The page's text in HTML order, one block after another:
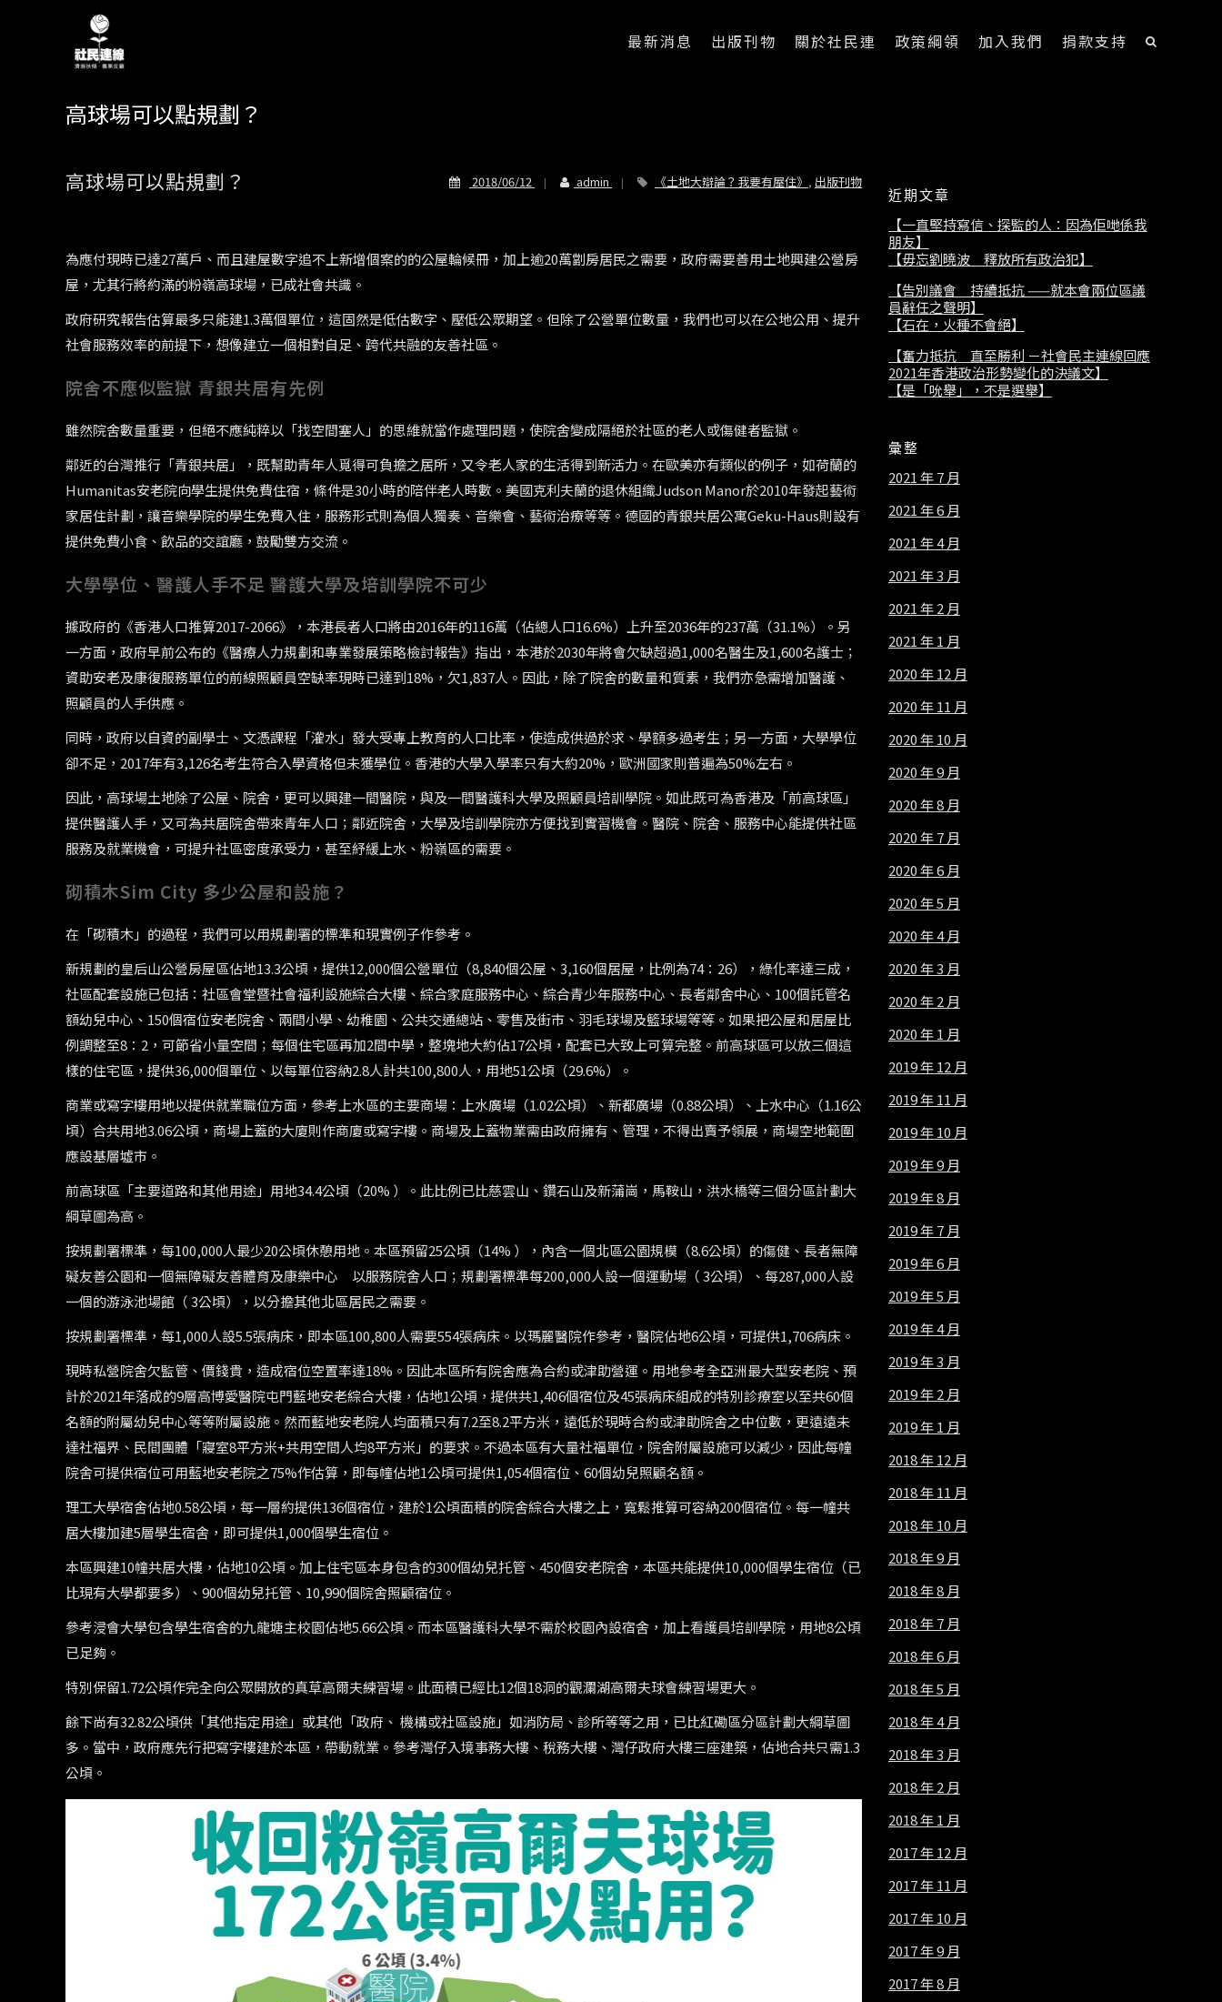
最新消息 出版刊物 關於社民連 政策綱領 加入我們 捐款支持
高球場可以點規劃？
高球場可以點規劃？ 2018/06/12 admin 《土地大辯論？我要有屋住》 , 出版刊物
為應付現時已達27萬戶、而且建屋數字追不上新增個案的的公屋輪候冊，加上逾20萬劏房居民之需要，政府需要善用土地興建公營房
屋，尤其行將約滿的粉嶺高球場，已成社會共識。
政府研究報告估算最多只能建1.3萬個單位，這固然是低估數字、壓低公眾期望。但除了公營單位數量，我們也可以在公地公用、提升
社會服務效率的前提下，想像建立一個相對自足、跨代共融的友善社區。
院舍不應似監獄 青銀共居有先例
雖然院舍數量重要，但絕不應純粹以「找空間塞人」的思維就當作處理問題，使院舍變成隔絕於社區的老人或傷健者監獄。
鄰近的台灣推行「青銀共居」，既幫助青年人覓得可負擔之居所，又令老人家的生活得到新活力。在歐美亦有類似的例子，如荷蘭的
Humanitas安老院向學生提供免費住宿，條件是30小時的陪伴老人時數。美國克利夫蘭的退休組織Judson Manor於2010年發起藝術
家居住計劃，讓音樂學院的學生免費入住，服務形式則為個人獨奏、音樂會、藝術治療等等。德國的青銀共居公寓Geku-Haus則設有
提供免費小食、飲品的交誼廳，鼓勵雙方交流。
大學學位、醫護人手不足 醫護大學及培訓學院不可少
據政府的《香港人口推算2017-2066》，本港長者人口將由2016年的116萬（佔總人口16.6%）上升至2036年的237萬（31.1%）。另
一方面，政府早前公布的《醫療人力規劃和專業發展策略檢討報告》指出，本港於2030年將會欠缺超過1,000名醫生及1,600名護士；
資助安老及康復服務單位的前線照顧員空缺率現時已達到18%，欠1,837人。因此，除了院舍的數量和質素，我們亦急需增加醫護、
照顧員的人手供應。
同時，政府以自資的副學士、文憑課程「灌水」發大受專上教育的人口比率，使造成供過於求、學額多過考生；另一方面，大學學位
卻不足，2017年有3,126名考生符合入學資格但未獲學位。香港的大學入學率只有大約20%，歐洲國家則普遍為50%左右。
因此，高球場土地除了公屋、院舍，更可以興建一間醫院，與及一間醫護科大學及照顧員培訓學院。如此既可為香港及「前高球區」
提供醫護人手，又可為共居院舍帶來青年人口；鄰近院舍，大學及培訓學院亦方便找到實習機會。醫院、院舍、服務中心能提供社區
服務及就業機會，可提升社區密度承受力，甚至紓緩上水、粉嶺區的需要。
砌積木Sim City 多少公屋和設施？
在「砌積木」的過程，我們可以用規劃署的標準和現實例子作參考。
新規劃的皇后山公營房屋區佔地13.3公頃，提供12,000個公營單位（8,840個公屋、3,160個居屋，比例為74：26），綠化率達三成，
社區配套設施已包括：社區會堂暨社會福利設施綜合大樓、綜合家庭服務中心、綜合青少年服務中心、長者鄰舍中心、100個託管名
額幼兒中心、150個宿位安老院舍、兩間小學、幼稚園、公共交通總站、零售及街市、羽毛球場及籃球場等等。如果把公屋和居屋比
例調整至8：2，可節省小量空間；每個住宅區再加2間中學，整塊地大約佔17公頃，配套已大致上可算完整。前高球區可以放三個這
樣的住宅區，提供36,000個單位、以每單位容納2.8人計共100,800人，用地51公頃（29.6%）。
商業或寫字樓用地以提供就業職位方面，參考上水區的主要商場：上水廣場（1.02公頃）、新都廣場（0.88公頃）、上水中心（1.16公
頃）合共用地3.06公頃，商場上蓋的大廈則作商廈或寫字樓。商場及上蓋物業需由政府擁有、管理，不得出賣予領展，商場空地範圍
應設基層墟市。
前高球區「主要道路和其他用途」用地34.4公頃（20% ）。此比例已比慈雲山、鑽石山及新蒲崗，馬鞍山，洪水橋等三個分區計劃大
綱草圖為高。
按規劃署標準，每100,000人最少20公頃休憩用地。本區預留25公頃（14% ），內含一個北區公園規模（8.6公頃）的傷健、長者無障
礙友善公園和一個無障礙友善體育及康樂中心 以服務院舍人口；規劃署標準每200,000人設一個運動場（ 3公頃）、每287,000人設
一個的游泳池場館（ 3公頃），以分擔其他北區居民之需要。
按規劃署標準，每1,000人設5.5張病床，即本區100,800人需要554張病床。以瑪麗醫院作參考，醫院佔地6公頃，可提供1,706病床。
現時私營院舍欠監管、價錢貴，造成宿位空置率達18%。因此本區所有院舍應為合約或津助營運。用地參考全亞洲最大型安老院、預
計於2021年落成的9層高博愛醫院屯門藍地安老綜合大樓，佔地1公頃，提供共1,406個宿位及45張病床組成的特別診療室以至共60個
名額的附屬幼兒中心等等附屬設施。然而藍地安老院人均面積只有7.2至8.2平方米，遠低於現時合約或津助院舍之中位數，更遠遠未
達社福界、民間團體「寢室8平方米+共用空間人均8平方米」的要求。不過本區有大量社福單位，院舍附屬設施可以減少，因此每幢
院舍可提供宿位可用藍地安老院之75%作估算，即每幢佔地1公頃可提供1,054個宿位、60個幼兒照顧名額。
理工大學宿舍佔地0.58公頃，每一層約提供136個宿位，建於1公頃面積的院舍綜合大樓之上，寬鬆推算可容納200個宿位。每一幢共
居大樓加建5層學生宿舍，即可提供1,000個學生宿位。
本區興建10幢共居大樓，佔地10公頃。加上住宅區本身包含的300個幼兒托管、450個安老院舍，本區共能提供10,000個學生宿位（已
比現有大學都要多）、900個幼兒托管、10,990個院舍照顧宿位。
參考浸會大學包含學生宿舍的九龍塘主校園佔地5.66公頃。而本區醫護科大學不需於校園內設宿舍，加上看護員培訓學院，用地8公頃
已足夠。
特別保留1.72公頃作完全向公眾開放的真草高爾夫練習場。此面積已經比12個18洞的觀瀾湖高爾夫球會練習場更大。
餘下尚有32.82公頃供「其他指定用途」或其他「政府、 機構或社區設施」如消防局、診所等等之用，已比紅磡區分區計劃大綱草圖
多。當中，政府應先行把寫字樓建於本區，帶動就業。參考灣仔入境事務大樓、稅務大樓、灣仔政府大樓三座建築，佔地合共只需1.3
公頃。
近期文章
【一直堅持寫信、探監的人：因為佢哋係我
朋友】
【毋忘劉曉波 釋放所有政治犯】
【告別議會 持續抵抗 ——就本會兩位區議
員辭任之聲明】
【石在，火種不會絕】
【奮力抵抗 直至勝利 －社會民主連線回應
2021年香港政治形勢變化的決議文】
【是「吮舉」，不是選舉】
彙整
2021 年 7 月
2021 年 6 月
2021 年 4 月
2021 年 3 月
2021 年 2 月
2021 年 1 月
2020 年 12 月
2020 年 11 月
2020 年 10 月
2020 年 9 月
2020 年 8 月
2020 年 7 月
2020 年 6 月
2020 年 5 月
2020 年 4 月
2020 年 3 月
2020 年 2 月
2020 年 1 月
2019 年 12 月
2019 年 11 月
2019 年 10 月
2019 年 9 月
2019 年 8 月
2019 年 7 月
2019 年 6 月
2019 年 5 月
2019 年 4 月
2019 年 3 月
2019 年 2 月
2019 年 1 月
2018 年 12 月
2018 年 11 月
2018 年 10 月
2018 年 9 月
2018 年 8 月
2018 年 7 月
2018 年 6 月
2018 年 5 月
2018 年 4 月
2018 年 3 月
2018 年 2 月
2018 年 1 月
2017 年 12 月
2017 年 11 月
2017 年 10 月
2017 年 9 月
2017 年 8 月